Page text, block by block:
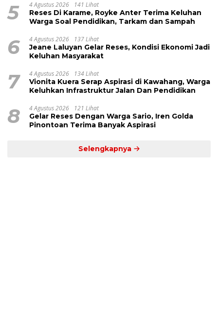
5 4 Agustus 2026 141 Lihat
Reses Di Karame, Royke Anter Terima Keluhan
Warga Soal Pendidikan, Tarkam dan Sampah
6 4 Agustus 2026 137 Lihat
Jeane Laluyan Gelar Reses, Kondisi Ekonomi Jadi
Keluhan Masyarakat
7 4 Agustus 2026 134 Lihat
Vionita Kuera Serap Aspirasi di Kawahang, Warga
Keluhkan Infrastruktur Jalan Dan Pendidikan
8 4 Agustus 2026 121 Lihat
Gelar Reses Dengan Warga Sario, Iren Golda
Pinontoan Terima Banyak Aspirasi
Selengkapnya